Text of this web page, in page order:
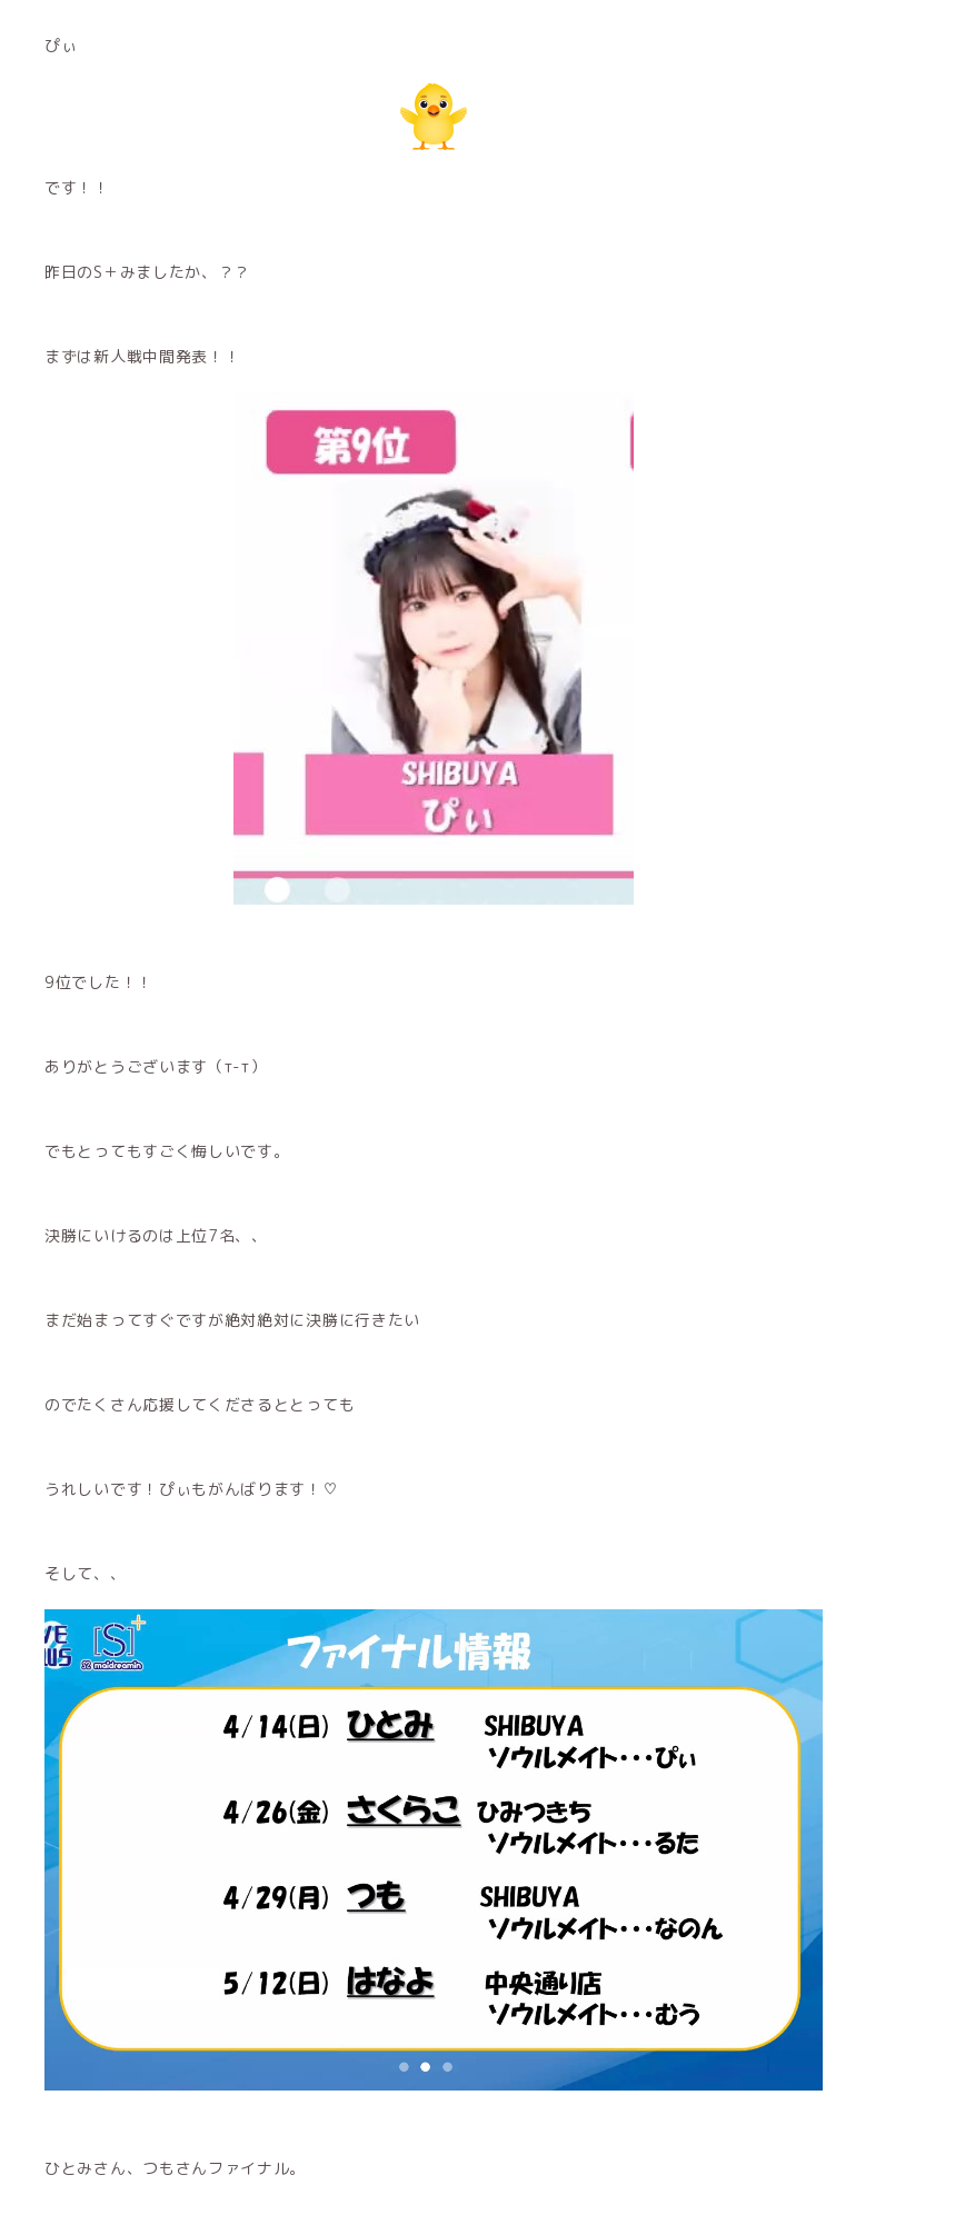
ぴぃ
です！！
昨日のS＋みましたか、？？
まずは新人戦中間発表！！
9位でした！！
ありがとうございます（т-т）
でもとってもすごく悔しいです。
決勝にいけるのは上位7名、、
まだ始まってすぐですが絶対絶対に決勝に行きたい
のでたくさん応援してくださるととっても
うれしいです！ぴぃもがんばります！♡
そして、、
ひとみさん、つもさんファイナル。